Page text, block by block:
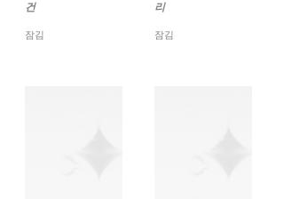
건
잠김
리
잠김